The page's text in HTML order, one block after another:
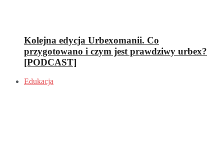
Kolejna edycja Urbexomanii. Co
przygotowano i czym jest prawdziwy urbex?
[PODCAST]
Edukacja